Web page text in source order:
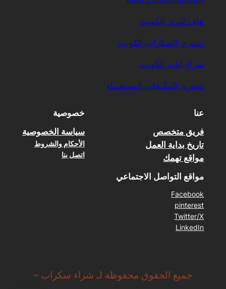
هاف لوري الكويت
نشتري السكراب الكويت
شراء اثاث الكويت
نشتري المكيفات المستعملة
عنا
فريق متخصص
تاريخ بداية العمل
مواقع تهمك
خصوصية
سياسة الخصوصية
الأحكام والشروط
اتصل بنا
مواقع التواصل الاجتماعي
Facebook
pinterest
Twitter/X
LinkedIn
جميع الحقوق محفوظة لـ شراء سكراب –